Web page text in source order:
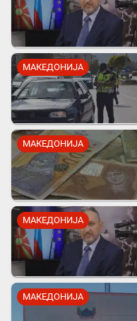
МАКЕДОНИЈА
МАКЕДОНИЈА
МАКЕДОНИЈА
МАКЕДОНИЈА